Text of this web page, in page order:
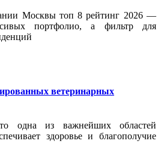
Москвы топ 8 рейтинг 2026 —
портфолио, а фильтр для
ветеринарных
одна из важнейших областей
здоровье и благополучие